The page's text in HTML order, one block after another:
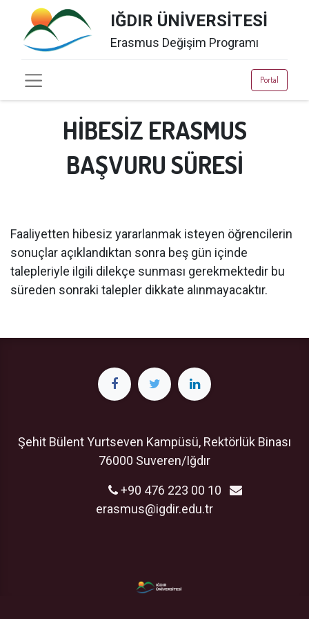
IĞDIR ÜNİVERSİTESİ
Erasmus Değişim Programı
Portal
HİBESİZ ERASMUS
BAŞVURU SÜRESİ
Faaliyetten hibesiz yararlanmak isteyen öğrencilerin
sonuçlar açıklandıktan sonra beş gün içinde
talepleriyle ilgili dilekçe sunması gerekmektedir bu
süreden sonraki talepler dikkate alınmayacaktır.
Şehit Bülent Yurtseven Kampüsü, Rektörlük Binası
76000 Suveren/Iğdır
+90 476 223 00 10
erasmus@igdir.edu.tr